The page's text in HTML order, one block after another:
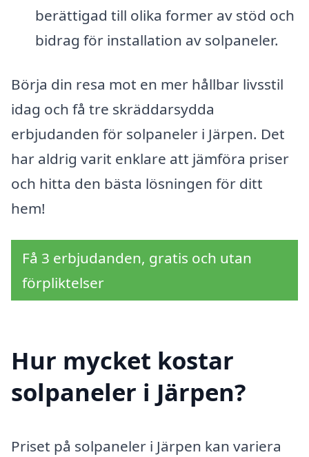
berättigad till olika former av stöd och
bidrag för installation av solpaneler.
Börja din resa mot en mer hållbar livsstil
idag och få tre skräddarsydda
erbjudanden för solpaneler i Järpen. Det
har aldrig varit enklare att jämföra priser
och hitta den bästa lösningen för ditt
hem!
Få 3 erbjudanden, gratis och utan
förpliktelser
Hur mycket kostar
solpaneler i Järpen?
Priset på solpaneler i Järpen kan variera